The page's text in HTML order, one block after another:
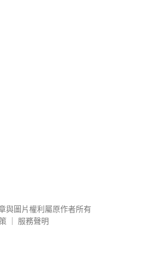
與圖片權利屬原作者所有
服務聲明